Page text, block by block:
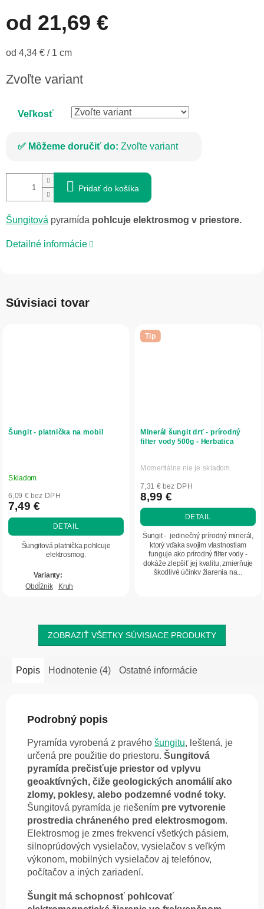
od 21,69 €
Jednotková
od 4,34 € / 1 cm
Zvoľte variant
Veľkosť
Môžeme doručiť do: Zvoľte variant
Pridať do košíka
Šungitová pyramída pohlcuje elektrosmog v priestore.
Detailné informácie
Súvisiaci tovar
Šungit - platnička na mobil
Skladom
6,09 € bez DPH
7,49 €
DETAIL
Šungitová platnička pohlcuje
elektrosmog.
Obdĺžnik Kruh
Tip
Minerál šungit drť - prírodný
filter vody 500g - Herbatica
Priemerné
hodnotenie
produktu
je
5,0
z
hviezdičiek.
Momentálne nie je skladom
7,31 € bez DPH
8,99 €
DETAIL
Šungit - jedinečný prírodný minerál,
ktorý vďaka svojim vlastnostiam
funguje ako prírodný filter vody -
dokáže zlepšiť jej kvalitu, zmierňuje
škodlivé účinky žiarenia na...
ZOBRAZIŤ VŠETKY SÚVISIACE PRODUKTY
Popis Hodnotenie (4) Ostatné informácie
Podrobný popis
Pyramída vyrobená z pravého šungitu, leštená, je
určená pre použitie do priestoru. Šungitová
pyramída prečisťuje priestor od vplyvu
geoaktívných, čiže geologických anomálií ako
zlomy, poklesy, alebo podzemné vodné toky.
Šungitová pyramída je riešením pre vytvorenie
prostredia chráneného pred elektrosmogom.
Elektrosmog je zmes frekvencí všetkých pásiem,
silnoprúdových vysielačov, vysielačov s veľkým
výkonom, mobilných vysielačov aj telefónov,
počítačov a iných zariadení.
Šungit má schopnosť pohlcovať